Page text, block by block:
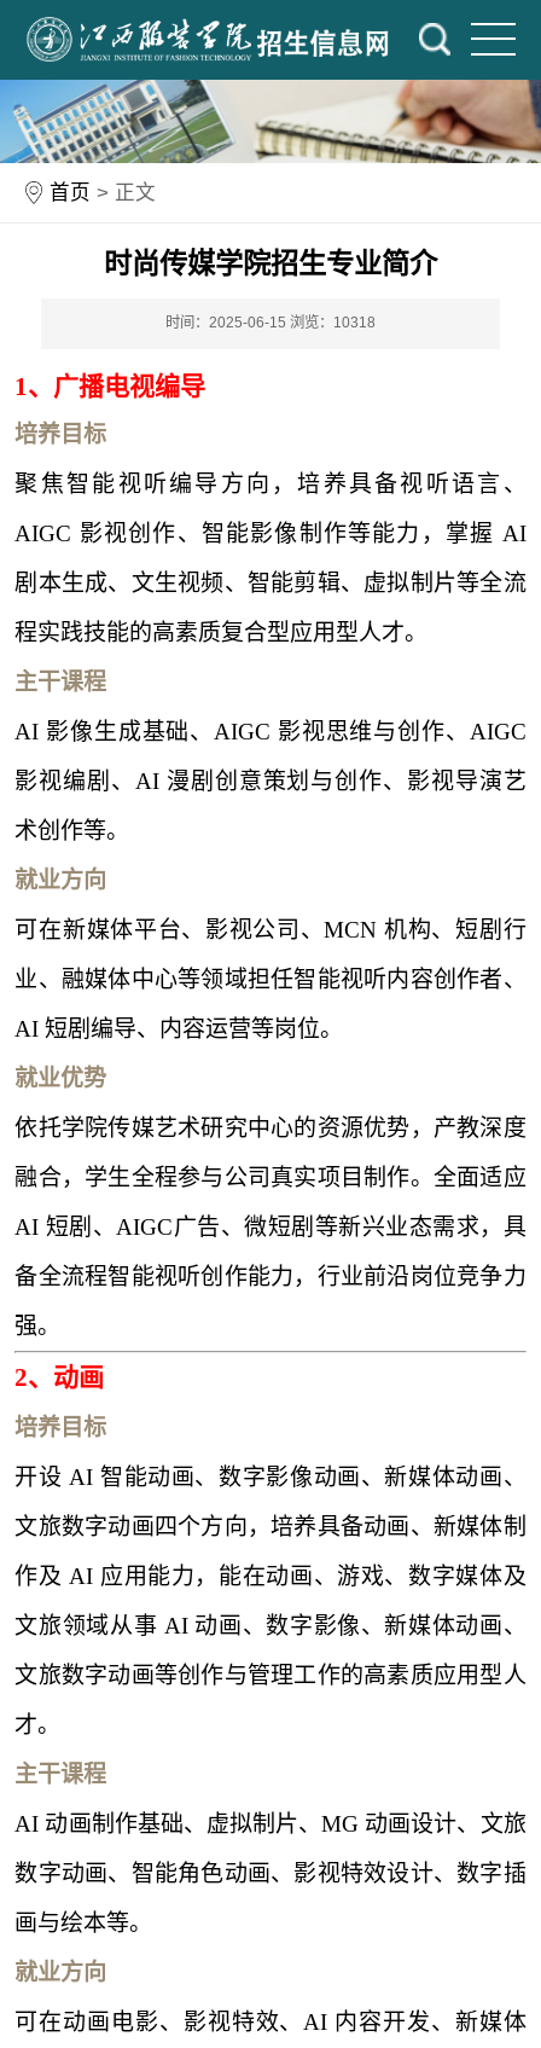
首页 > 正文
时尚传媒学院招生专业简介
时间：2025-06-15 浏览： 10318
1、 广播电视编导
培养目标
聚焦智能视听编导方向，培养具备视听语言、
AIGC 影视创作、智能影像制作等能力，掌握 AI
剧本生成、文生视频、智能剪辑、虚拟制片等全流
程实践技能的高素质复合型应用型人才。
主干课程
AI 影像生成基础、AIGC 影视思维与创作、AIGC
影视编剧、AI 漫剧创意策划与创作、影视导演艺
术创作等。
就业方向
可在新媒体平台、影视公司、MCN 机构、短剧行
业、融媒体中心等领域担任智能视听内容创作者、
AI 短剧编导、内容运营等岗位。
就业优势
依托学院传媒艺术研究中心的资源优势，产教深度
融合，学生全程参与公司真实项目制作。全面适应
AI 短剧、AIGC广告、微短剧等新兴业态需求，具
备全流程智能视听创作能力，行业前沿岗位竞争力
强。
2、 动画
培养目标
开设 AI 智能动画、数字影像动画、新媒体动画、
文旅数字动画四个方向，培养具备动画、新媒体制
作及 AI 应用能力，能在动画、游戏、数字媒体及
文旅领域从事 AI 动画、数字影像、新媒体动画、
文旅数字动画等创作与管理工作的高素质应用型人
才。
主干课程
AI 动画制作基础、虚拟制片、MG 动画设计、文旅
数字动画、智能角色动画、影视特效设计、数字插
画与绘本等。
就业方向
可在动画电影、影视特效、 AI 内容开发、新媒体